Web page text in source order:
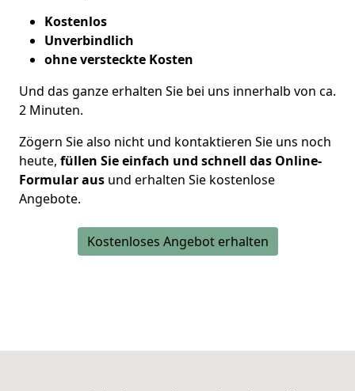
Kostenlos
Unverbindlich
ohne versteckte Kosten
Und das ganze erhalten Sie bei uns innerhalb von ca.
2 Minuten.
Zögern Sie also nicht und kontaktieren Sie uns noch
heute, füllen Sie einfach und schnell das Online-
Formular aus und erhalten Sie kostenlose
Angebote.
Kostenloses Angebot erhalten